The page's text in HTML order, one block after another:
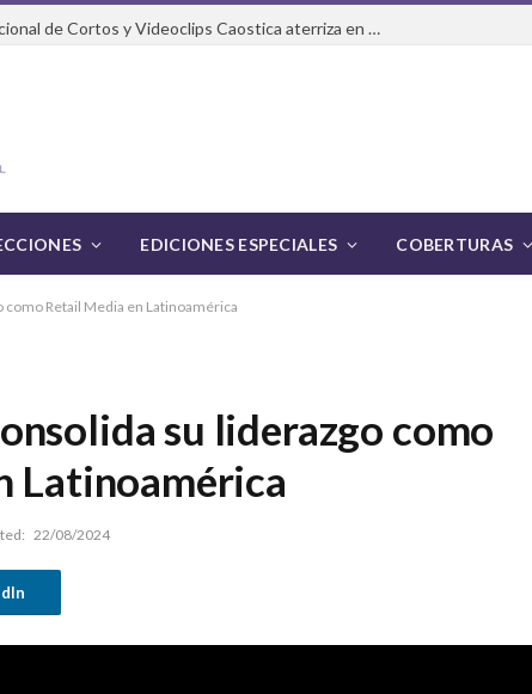
El Festival Internacional de Cortos y Videoclips Caostica aterriza en Ciudad de México
EDICIONES ESPECIALES COBERTURAS
Retail Media en Latinoamérica
su liderazgo como
Latinoamérica
22/08/2024